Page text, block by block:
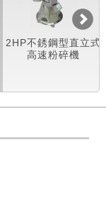
2HP不銹鋼型直立式
高速粉碎機